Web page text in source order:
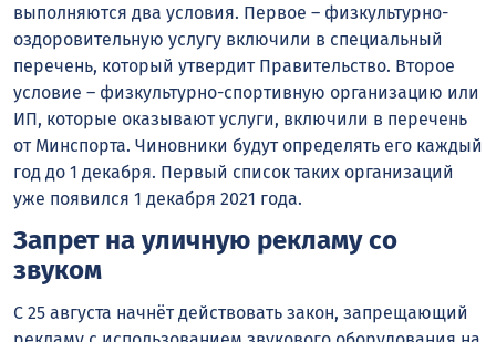
выполняются два условия. Первое – физкультурно-
оздоровительную услугу включили в специальный
перечень, который утвердит Правительство. Второе
условие – физкультурно-спортивную организацию или
ИП, которые оказывают услуги, включили в перечень
от Минспорта. Чиновники будут определять его каждый
год до 1 декабря. Первый список таких организаций
уже появился 1 декабря 2021 года.
Запрет на уличную рекламу со
звуком
С 25 августа начнёт действовать закон, запрещающий